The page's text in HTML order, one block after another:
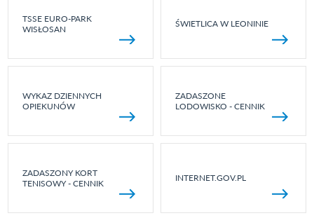
TSSE EURO-PARK
WISŁOSAN
ŚWIETLICA W LEONINIE
WYKAZ DZIENNYCH
OPIEKUNÓW
ZADASZONE
LODOWISKO - CENNIK
ZADASZONY KORT
TENISOWY - CENNIK
INTERNET.GOV.PL